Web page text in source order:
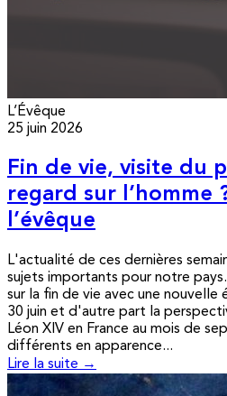
L’Évêque
25 juin 2026
Fin de vie, visite du
regard sur l’homme
l’évêque
L'actualité de ces dernières
sujets importants pour notre
sur la fin de vie avec une nouvelle
30 juin et d'autre part la
Léon XIV en France au mois de
différents en apparence...
Lire la suite →